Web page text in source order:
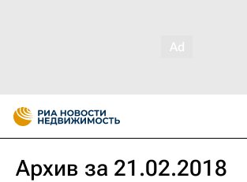
Архив за 21.02.2018